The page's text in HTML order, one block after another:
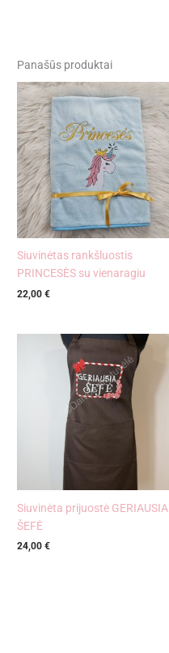
Panašūs produktai
Siuvinėtas rankšluostis
PRINCESĖS su vienaragiu
22,00€
Siuvinėta prijuostė GERIAUSIA
ŠEFĖ
24,00€